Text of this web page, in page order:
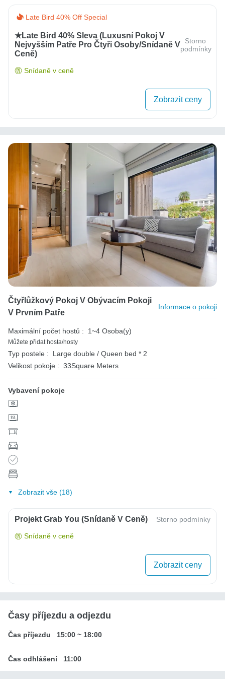
Late Bird 40% Off Special
★Late Bird 40% Sleva (luxusní Pokoj V
Nejvyšším Patře Pro Čtyři Osoby/snídaně V
Ceně)
Storno
podmínky
Snídaně v ceně
Zobrazit ceny
Čtyřlůžkový Pokoj V Obývacím Pokoji
V Prvním Patře
Informace o pokoji
Maximální počet hostů : 1~4 Osoba(y)
Můžete přidat hosta/hosty
Typ postele :
Large double / Queen bed * 2
Velikost pokoje : 33Square Meters
Vybavení pokoje
Zobrazit vše (18)
Projekt Grab You (snídaně V Ceně) Storno podmínky
Snídaně v ceně
Zobrazit ceny
Časy příjezdu a odjezdu
Čas příjezdu 15:00 ~ 18:00
Čas odhlášení 11:00